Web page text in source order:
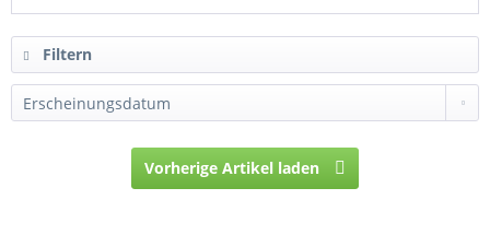
Filtern
Vorherige Artikel laden